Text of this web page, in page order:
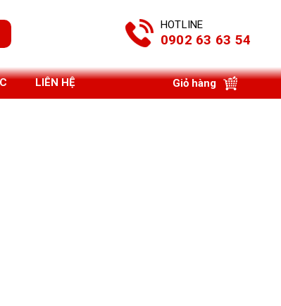
HOTLINE
0902 63 63 54
LIÊN HỆ Giỏ hàng